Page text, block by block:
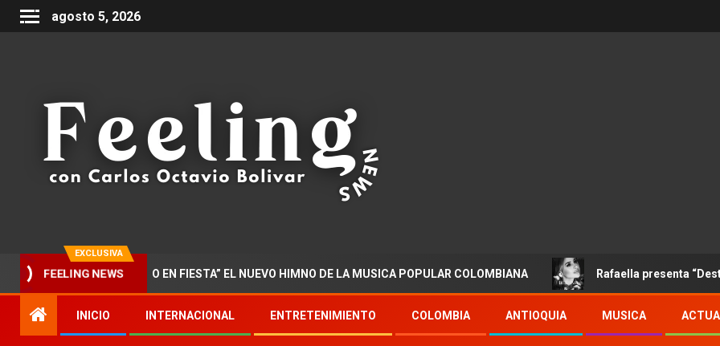
agosto 5, 2026
EXCLUSIVA
FEELING NEWS
“DOCTORADO EN FIESTA” EL NUEVO HIMNO DE LA MUSICA POPULAR COLOMBIANA Rafaella presenta “Destino”
INICIO INTERNACIONAL ENTRETENIMIENTO COLOMBIA ANTIOQUIA MUSICA